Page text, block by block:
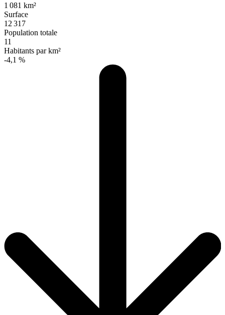
1 081 km²
Surface
12 317
Population totale
11
Habitants par km²
-4,1 %